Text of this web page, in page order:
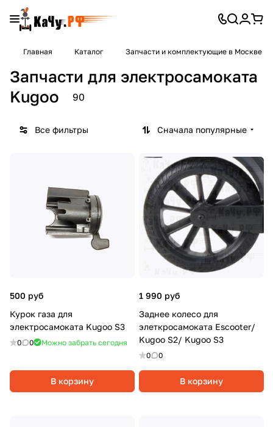
Главная Каталог Запчасти и комплектующие в Москве
Запчасти для электросамоката
Kugoo
90
Все фильтры Сначала популярные
500 руб
Курок газа для
электросамоката Kugoo S3
0 0 Можно забрать сегодня
В корзину
1 990 руб
Заднее колесо для
элеткросамоката Escooter/
Kugoo S2/ Kugoo S3
0 0
В корзину